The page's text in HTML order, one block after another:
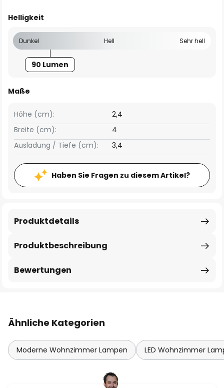
Helligkeit
Dunkel Hell Sehr hell
90 Lumen
Maße
Breite (cm): 4
Höhe (cm): 2,4
Ausladung / Tiefe (cm): 3,4
Haben Sie Fragen zu diesem Artikel?
Produktbeschreibung
Produktdetails
Bewertungen
Ähnliche Kategorien
Moderne Wohnzimmer Lampen LED Wohnzimmer